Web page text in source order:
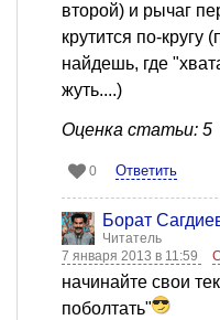
второй) и рычаг
крутится по-кругу
найдешь, где
жуть....)
Оценка статьи: 5
0 Ответить
Борат
Читатель
7 января 2013 в 11:59
начинайте свои
поболтать"